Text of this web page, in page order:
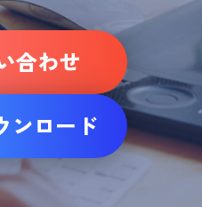
合わせ
ンロード